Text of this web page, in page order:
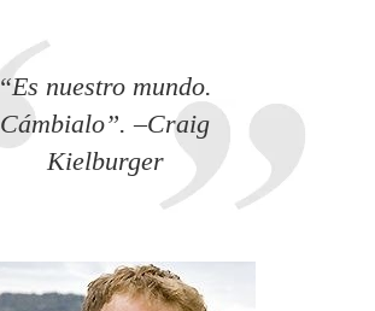
“Es nuestro mundo.
Cámbialo”. –Craig
Kielburger